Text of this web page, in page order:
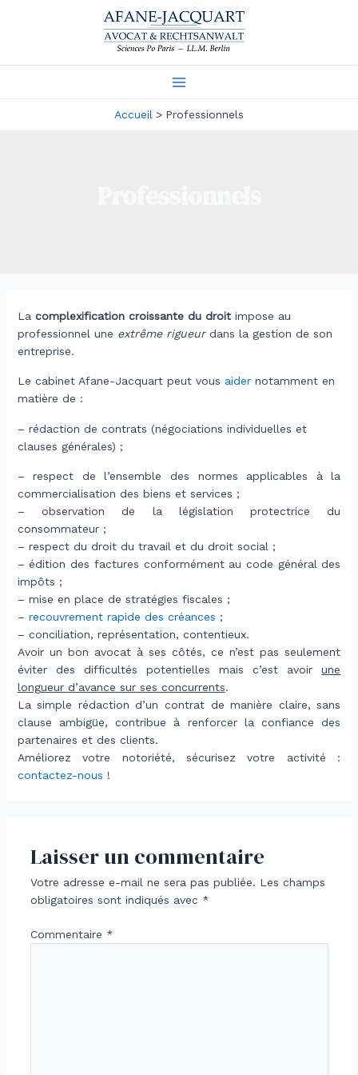
Accueil Professionnels
La complexification croissante du droitimpose au
professionnel une extrême rigueurdans la gestion de son
entreprise.
Le cabinet Afane-Jacquart peut vous aidernotamment en
matière de :
– rédaction de contrats (négociations individuelles et
clauses générales) ;
– respect de l’ensemble des normes applicables à la
commercialisation des biens et services ;
– observation de la législation protectrice du
consommateur ;
– respect du droit du travail et du droit social ;
– édition des factures conformément au code général des
impôts ;
– mise en place de stratégies fiscales ;
– recouvrement rapide des créances ;
– conciliation, représentation, contentieux.
Avoir un bon avocat à ses côtés, ce n’est pas seulement
éviter des difficultés potentielles mais c’est avoirune
longueur d’avance sur ses concurrents.
La simple rédaction d’un contrat de manière claire, sans
clause ambigüe, contribue à renforcer la confiance des
partenaires et des clients.
Améliorez votre notoriété, sécurisez votre activité :
contactez-nous !
Laisser un commentaire
Votre adresse e-mail ne sera pas publiée. Les champs
obligatoires sont indiqués avec *
Commentaire *